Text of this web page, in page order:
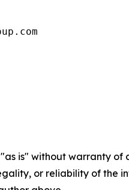
is" without warranty
or reliability of